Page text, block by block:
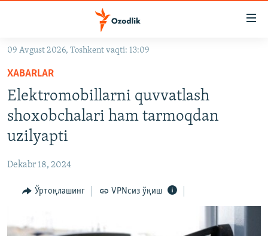
Асосий
навигацияга
ўтинг
Қидиришга
ўтинг
OZODVIDEO
OZODARXIV
На русском
ИЖТИМОИЙ ТАРМОҚЛАР
09 Avgust 2026, Toshkent vaqti: 13:09
XABARLAR
Elektromobillarni quvvatlash
shoxobchalari ham tarmoqdan
uzilyapti
Dekabr 18, 2024
Ўртоқлашинг VPNсиз ўқиш